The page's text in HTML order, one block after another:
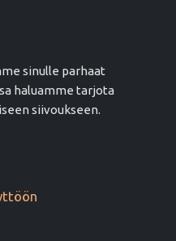
sinulle parhaat
haluamme tarjota
siivoukseen.